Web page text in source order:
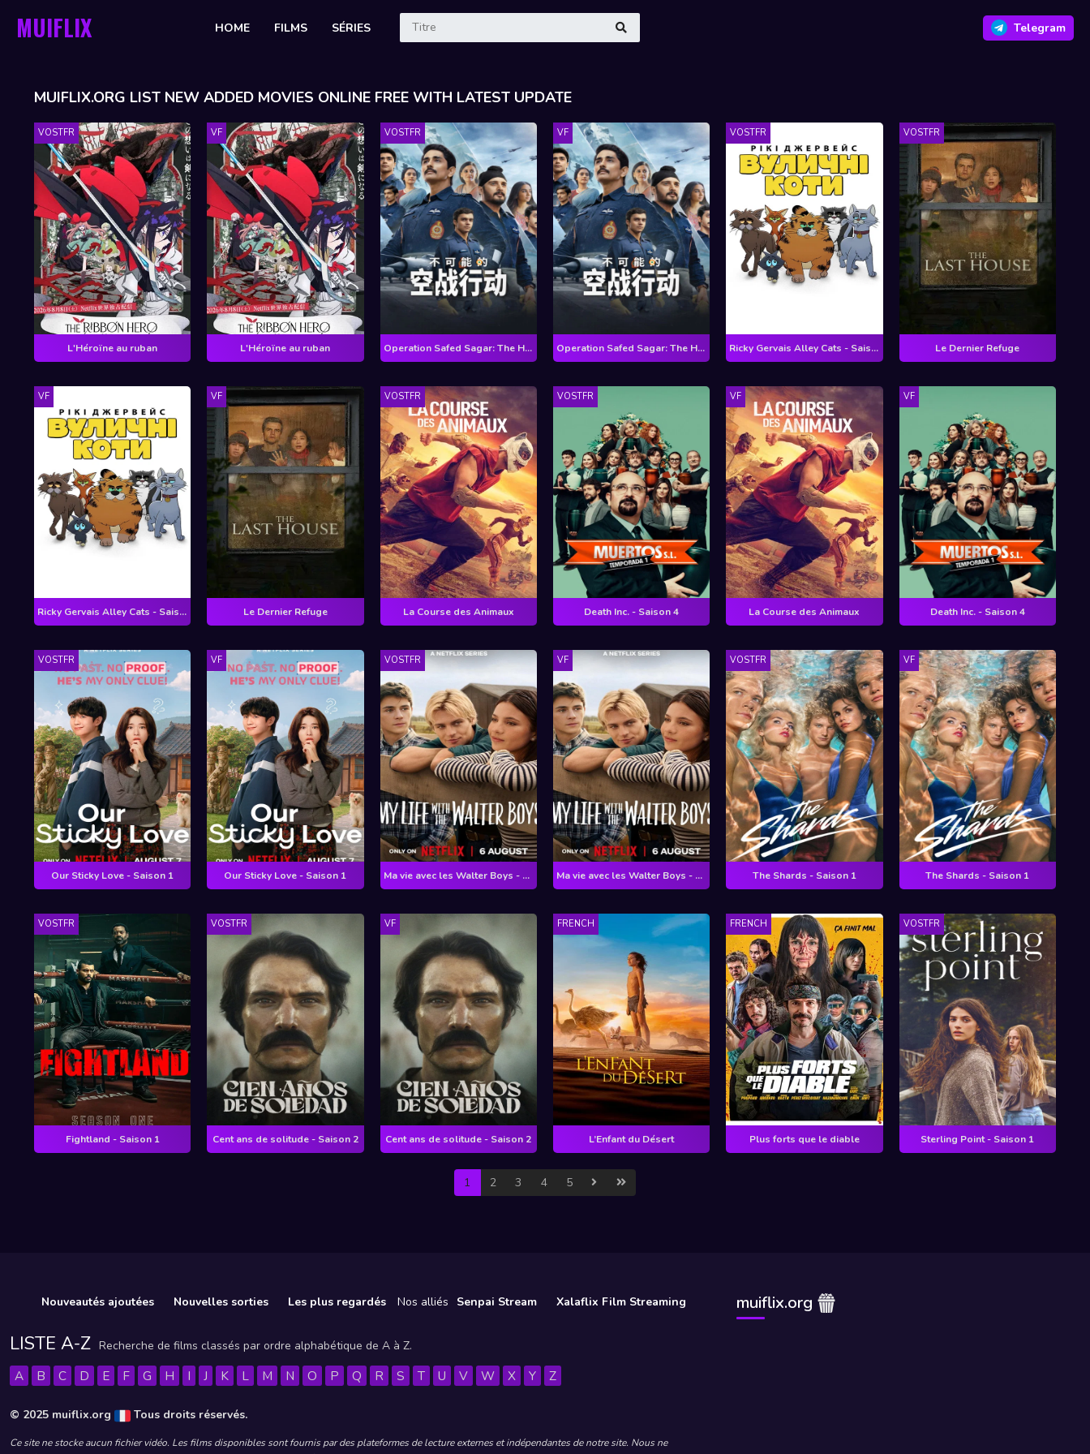
MUIFLIX HOME FILMS SÉRIES Telegram
MUIFLIX.ORG LIST NEW ADDED MOVIES ONLINE FREE WITH LATEST UPDATE
VOSTFR
L'Héroïne au ruban
VF
L'Héroïne au ruban
VOSTFR
Operation Safed Sagar: The Highest Air Force Mission - Saison 1
VF
Operation Safed Sagar: The Highest Air Force Mission - Saison 1
VOSTFR
Ricky Gervais Alley Cats - Saison 1
VOSTFR
Le Dernier Refuge
VF
Ricky Gervais Alley Cats - Saison 1
VF
Le Dernier Refuge
VOSTFR
La Course des Animaux
VOSTFR
Death Inc. - Saison 4
VF
La Course des Animaux
VF
Death Inc. - Saison 4
VOSTFR
Our Sticky Love - Saison 1
VF
Our Sticky Love - Saison 1
VOSTFR
Ma vie avec les Walter Boys - Saison 3
VF
Ma vie avec les Walter Boys - Saison 3
VOSTFR
The Shards - Saison 1
VF
The Shards - Saison 1
VOSTFR
Fightland - Saison 1
VOSTFR
Cent ans de solitude - Saison 2
VF
Cent ans de solitude - Saison 2
FRENCH
L’Enfant du Désert
FRENCH
Plus forts que le diable
VOSTFR
Sterling Point - Saison 1
1 2 3 4 5
Nouveautés ajoutées Nouvelles sorties Les plus regardés Nos alliés Senpai Stream Xalaflix Film Streaming
LISTE A-Z Recherche de films classés par ordre alphabétique de A à Z.
A B C D E F G H I J K L M N O P Q R S T U V W X Y Z
© 2025 muiflix.org Tous droits réservés.
Ce site ne stocke aucun fichier vidéo. Les films disponibles sont fournis par des plateformes de lecture externes et indépendantes de notre site. Nous ne
muiflix.org